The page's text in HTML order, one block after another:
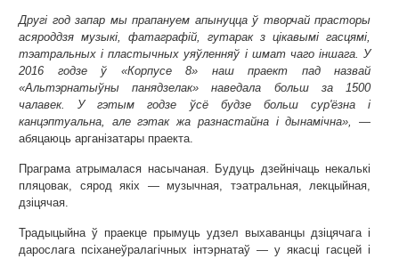
Другі год запар мы прапануем апынуцца ў творчай прасторы
асяроддзя музыкі, фатаграфій, гутарак з цікавымі гасцямі,
тэатральных і пластычных уяўленняў і шмат чаго іншага. У
2016 годзе ў «Корпусе 8» наш праект пад назвай
«Альтэрнатыўны панядзелак» наведала больш за 1500
чалавек. У гэтым годзе ўсё будзе больш сур'ёзна і
канцэптуальна, але гэтак жа разнастайна і дынамічна», —
абяцаюць арганізатары праекта.
Праграма атрымалася насычаная. Будуць дзейнічаць некалькі
пляцовак, сярод якіх — музычная, тэатральная, лекцыйная,
дзіцячая.
Традыцыйна ў праекце прымуць удзел выхаванцы дзіцячага і
дарослага псіханеўралагічных інтэрнатаў — у якасці гасцей і